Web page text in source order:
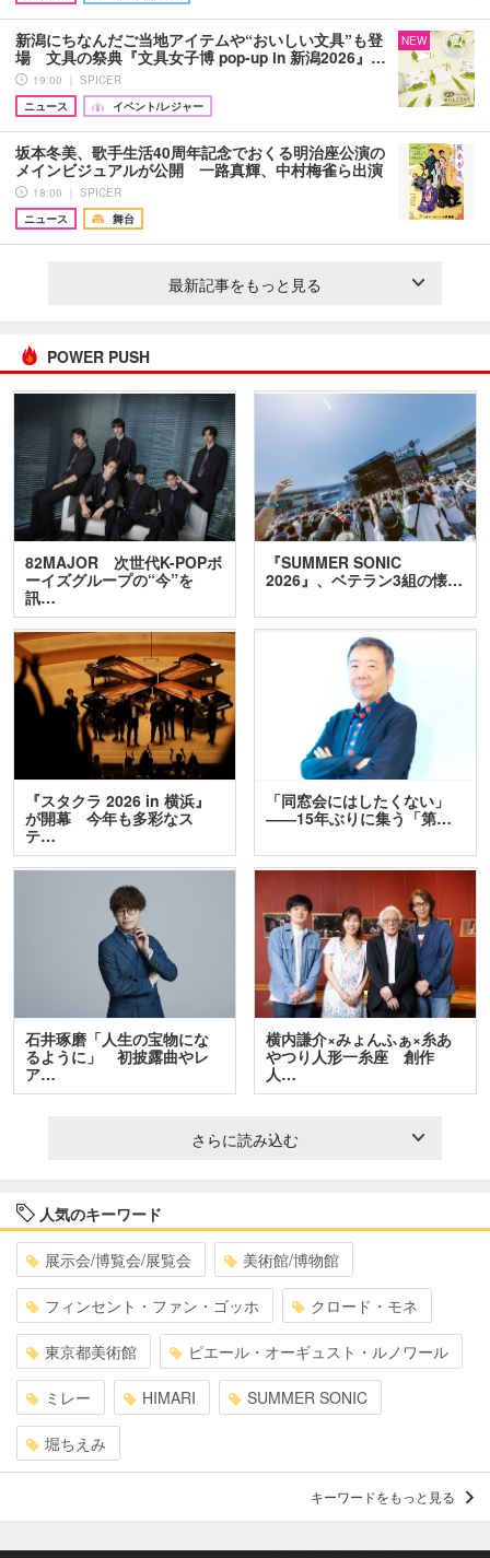
新潟にちなんだご当地アイテムや“おいしい文具”も登
場 文具の祭典『文具女子博 pop-up in 新潟2026』…
19:00 ｜ SPICER
ニュース
イベント/レジャー
NEW
坂本冬美、歌手生活40周年記念でおくる明治座公演の
メインビジュアルが公開 一路真輝、中村梅雀ら出演
18:00 ｜ SPICER
ニュース
舞台
最新記事をもっと見る
POWER PUSH
82MAJOR 次世代K-POPボ
ーイズグループの“今”を
訊…
『SUMMER SONIC
2026』、ベテラン3組の懐…
『スタクラ 2026 in 横浜』
が開幕 今年も多彩なス
テ…
「同窓会にはしたくない」
――15年ぶりに集う「第…
石井琢磨「人生の宝物にな
るように」 初披露曲やレ
ア…
横内謙介×みょんふぁ×糸あ
やつり人形一糸座 創作
人…
さらに読み込む
人気のキーワード
展示会/博覧会/展覧会 美術館/博物館
フィンセント・ファン・ゴッホ クロード・モネ
東京都美術館 ピエール・オーギュスト・ルノワール
ミレー HIMARI SUMMER SONIC
堀ちえみ
キーワードをもっと見る